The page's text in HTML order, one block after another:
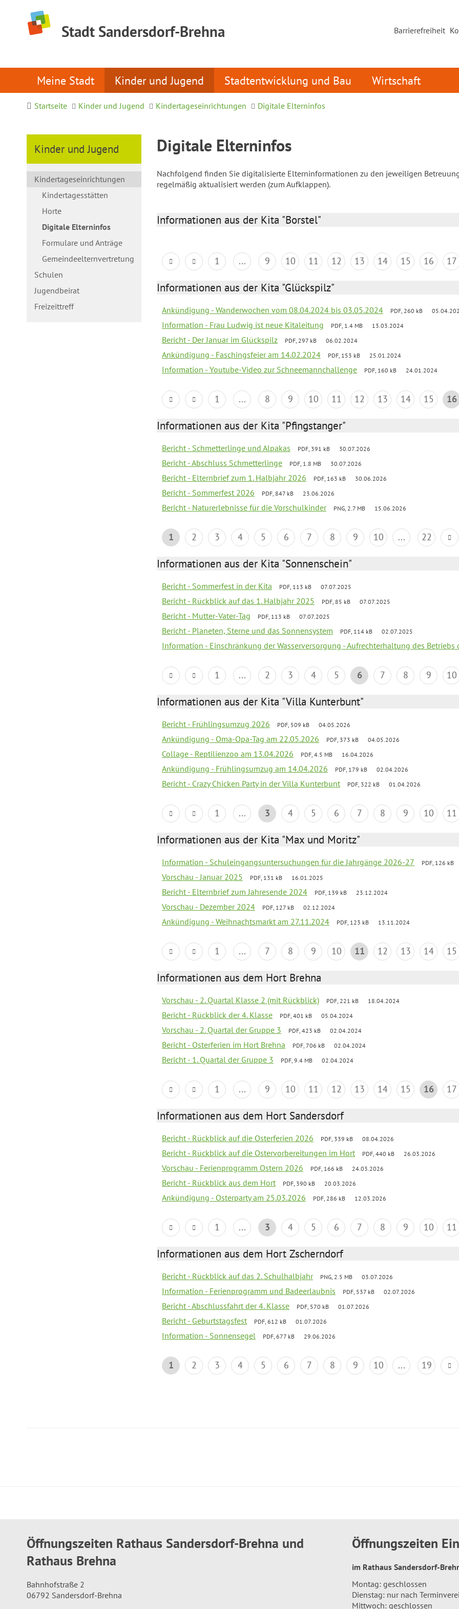
Stadt Sandersdorf-Brehna Barrierefreiheit
Meine Stadt Kinder und Jugend Stadtentwicklung und Bau Wirtschaft
Startseite Kinder und Jugend Kindertageseinrichtungen Digitale Elterninfos
Kinder und Jugend
Kindertageseinrichtungen
Kindertagesstätten
Horte
Digitale Elterninfos
Formulare und Anträge
Gemeindeelternvertretung
Schulen
Jugendbeirat
Freizeittreff
Digitale Elterninfos
Nachfolgend finden Sie digitalisierte Elterninformationen zu den jeweiligen
regelmäßig aktualisiert werden (zum Aufklappen).
Informationen aus der Kita "Borstel"
1 ... 9 10 11 12 13 14 15 16 17
Informationen aus der Kita "Glückspilz"
Ankündigung - Wanderwochen vom 08.04.2024 bis 03.05.2024 PDF, 260 kB
Information - Frau Ludwig ist neue Kitaleitung PDF, 1.4 MB 13.03.2024
Bericht - Der Januar im Glückspilz PDF, 297 kB 06.02.2024
Ankündigung - Faschingsfeier am 14.02.2024 PDF, 153 kB 25.01.2024
Information - Youtube-Video zur Schneemannchallenge PDF, 160 kB 24.01.2024
1 ... 8 9 10 11 12 13 14 15 16
Informationen aus der Kita "Pfingstanger"
Bericht - Schmetterlinge und Alpakas PDF, 391 kB 30.07.2026
Bericht - Abschluss Schmetterlinge PDF, 1.8 MB 30.07.2026
Bericht - Elternbrief zum 1. Halbjahr 2026 PDF, 163 kB 30.06.2026
Bericht - Sommerfest 2026 PDF, 847 kB 23.06.2026
Bericht - Naturerlebnisse für die Vorschulkinder PNG, 2.7 MB 15.06.2026
1 2 3 4 5 6 7 8 9 10 ... 22
Informationen aus der Kita "Sonnenschein"
Bericht - Sommerfest in der Kita PDF, 113 kB 07.07.2025
Bericht - Rückblick auf das 1. Halbjahr 2025 PDF, 85 kB 07.07.2025
Bericht - Mutter-Vater-Tag PDF, 113 kB 07.07.2025
Bericht - Planeten, Sterne und das Sonnensystem PDF, 114 kB 02.07.2025
Information - Einschränkung der Wasserversorgung - Aufrechterhaltung des Betriebs
1 ... 2 3 4 5 6 7 8 9 10
Informationen aus der Kita "Villa Kunterbunt"
Bericht - Frühlingsumzug 2026 PDF, 509 kB 04.05.2026
Ankündigung - Oma-Opa-Tag am 22.05.2026 PDF, 373 kB 04.05.2026
Collage - Reptilienzoo am 13.04.2026 PDF, 4.5 MB 16.04.2026
Ankündigung - Frühlingsumzug am 14.04.2026 PDF, 179 kB 02.04.2026
Bericht - Crazy Chicken Party in der Villa Kunterbunt PDF, 322 kB 01.04.2026
1 ... 3 4 5 6 7 8 9 10 11
Informationen aus der Kita "Max und Moritz"
Information - Schuleingangsuntersuchungen für die Jahrgänge 2026-27 PDF, 126 kB
Vorschau - Januar 2025 PDF, 131 kB 16.01.2025
Bericht - Elternbrief zum Jahresende 2024 PDF, 139 kB 23.12.2024
Vorschau - Dezember 2024 PDF, 127 kB 02.12.2024
Ankündigung - Weihnachtsmarkt am 27.11.2024 PDF, 123 kB 13.11.2024
1 ... 7 8 9 10 11 12 13 14 15
Informationen aus dem Hort Brehna
Vorschau - 2. Quartal Klasse 2 (mit Rückblick) PDF, 221 kB 18.04.2024
Bericht - Rückblick der 4. Klasse PDF, 401 kB 05.04.2024
Vorschau - 2. Quartal der Gruppe 3 PDF, 423 kB 02.04.2024
Bericht - Osterferien im Hort Brehna PDF, 706 kB 02.04.2024
Bericht - 1. Quartal der Gruppe 3 PDF, 9.4 MB 02.04.2024
1 ... 9 10 11 12 13 14 15 16 17
Informationen aus dem Hort Sandersdorf
Bericht - Rückblick auf die Osterferien 2026 PDF, 339 kB 08.04.2026
Bericht - Rückblick auf die Ostervorbereitungen im Hort PDF, 440 kB 26.03.2026
Vorschau - Ferienprogramm Ostern 2026 PDF, 166 kB 24.03.2026
Bericht - Rückblick aus dem Hort PDF, 390 kB 20.03.2026
Ankündigung - Osterparty am 25.03.2026 PDF, 286 kB 12.03.2026
1 ... 3 4 5 6 7 8 9 10 11
Informationen aus dem Hort Zscherndorf
Bericht - Rückblick auf das 2. Schulhalbjahr PNG, 2.5 MB 03.07.2026
Information - Ferienprogramm und Badeerlaubnis PDF, 537 kB 02.07.2026
Bericht - Abschlussfahrt der 4. Klasse PDF, 570 kB 01.07.2026
Bericht - Geburtstagsfest PDF, 612 kB 01.07.2026
Information - Sonnensegel PDF, 677 kB 29.06.2026
1 2 3 4 5 6 7 8 9 10 ... 19
Öffnungszeiten Rathaus Sandersdorf-Brehna und
Rathaus Brehna
Bahnhofstraße 2
06792 Sandersdorf-Brehna
Öffnungszeiten
im Rathaus Sandersdorf-
Montag: geschlossen
Dienstag: nur nach
Mittwoch: geschlossen